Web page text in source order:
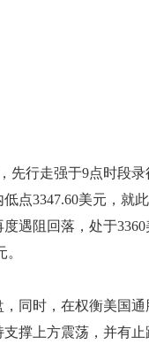
行走强于9点时段录
点3347.60美元，就
遇阻回落，处于
同时，在权衡美国通
撑上方震荡，并有止